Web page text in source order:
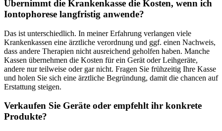
Übernimmt die Krankenkasse die Kosten, wenn ich‍
Iontophorese langfristig ⁢anwende?
Das ist unterschiedlich. In ⁤meiner Erfahrung verlangen viele
Krankenkassen eine ⁤ärztliche verordnung​ und ggf. einen Nachweis,
dass ‍andere Therapien nicht ‍ausreichend geholfen haben. Manche
Kassen übernehmen die Kosten⁣ für ein Gerät⁤ oder ⁣Leihgeräte,
andere⁣ nur⁤ teilweise oder ⁤gar nicht. Fragen Sie frühzeitig ⁢Ihre Kasse​
und holen Sie sich eine ärztliche Begründung, damit die chancen auf​
Erstattung steigen.
Verkaufen Sie Geräte oder empfehlt ihr konkrete
⁤Produkte?